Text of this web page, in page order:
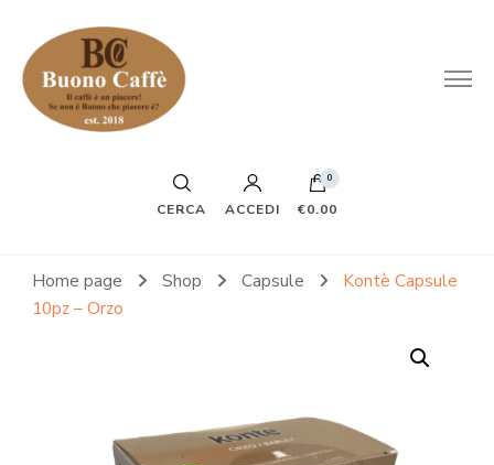
CERCA ACCEDI
0
€0.00
Home page Shop Capsule
Kontè Capsule
10pz – Orzo